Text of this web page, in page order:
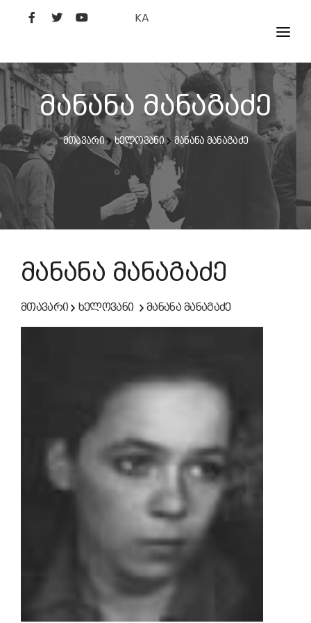
KA
ᲤᲘᲚᲛᲔᲑᲘ
ᲮᲔᲚᲝᲕᲐᲜᲘ
ᲙᲘᲜᲝᲡᲢᲣᲓᲘᲐ
ᲙᲘᲜᲝᲐᲙᲐᲓᲔᲛᲘᲐ
მანანა მანაგაძე
მთავარი ხელოვანი მანანა მანაგაძე
მანანა მანაგაძე
მთავარი ხელოვანი მანანა მანაგაძე